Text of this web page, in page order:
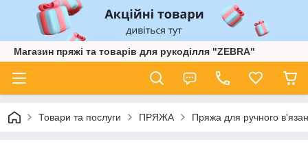
Магазин пряжі та товарів для рукоділля "ZEBRA"
Товари та послуги ПРЯЖА Пряжа для ручного